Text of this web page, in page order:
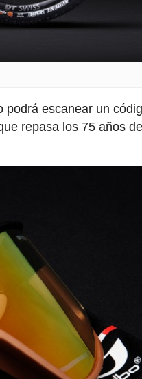
podrá escanear un
repasa los 75 años